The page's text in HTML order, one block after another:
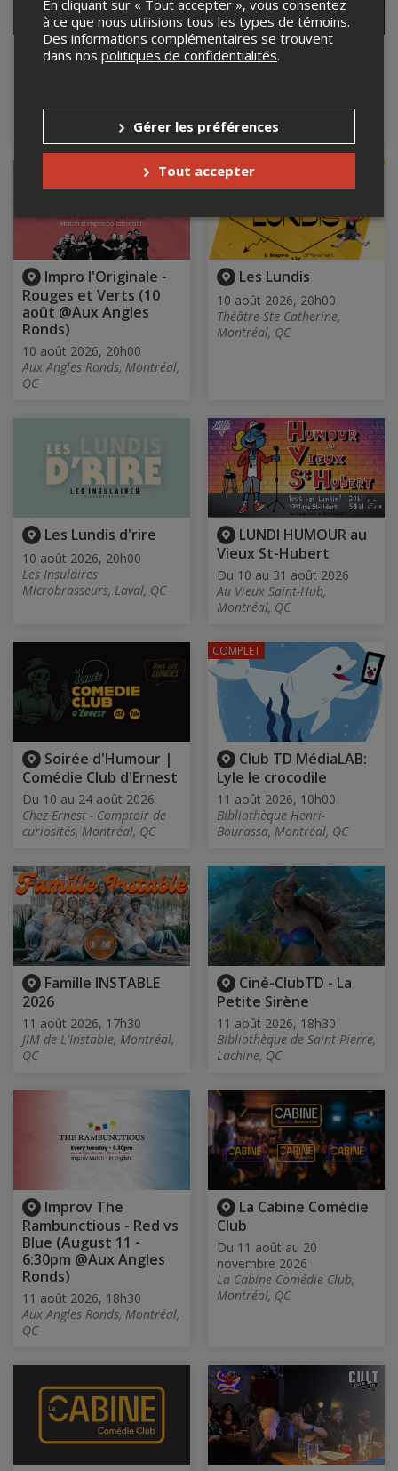
Ça ou Ça au Siboire
Saint-Laurent
Siboire Saint-Laurent,
Humour Climatisé -
BAR CHEZ ROGER,
MONTRÉAL, QC
Impro l'Originale -
Rouges et Verts (10
août @Aux Angles
Ronds)
10 août 2026, 20h00
Aux Angles Ronds, Montréal,
QC
Les Lundis
10 août 2026, 20h00
Théâtre Ste-Catherine,
Montréal, QC
Les Lundis d'rire
10 août 2026, 20h00
Les Insulaires
Microbrasseurs, Laval, QC
LUNDI HUMOUR au
Vieux St-Hubert
Du 10 au 31 août 2026
Au Vieux Saint-Hub,
Montréal, QC
Soirée d'Humour |
Comédie Club d'Ernest
Du 10 au 24 août 2026
Chez Ernest - Comptoir de
curiosités, Montréal, QC
Club TD MédiaLAB:
Lyle le crocodile
11 août 2026, 10h00
Bibliothèque Henri-
Bourassa, Montréal, QC
COMPLET
Famille INSTABLE
2026
11 août 2026, 17h30
JIM de L'Instable, Montréal,
QC
Ciné-ClubTD - La
Petite Sirène
11 août 2026, 18h30
Bibliothèque de Saint-Pierre,
Lachine, QC
Improv The
Rambunctious - Red vs
Blue (August 11 -
6:30pm @Aux Angles
Ronds)
11 août 2026, 18h30
Aux Angles Ronds, Montréal,
QC
La Cabine Comédie
Club
Du 11 août au 20
novembre 2026
La Cabine Comédie Club,
Montréal, QC
En cliquant sur « Tout accepter », vous consentez
à ce que nous utilisions tous les types de témoins.
Des informations complémentaires se trouvent
dans nos politiques de confidentialités.
Gérer les préférences
Tout accepter